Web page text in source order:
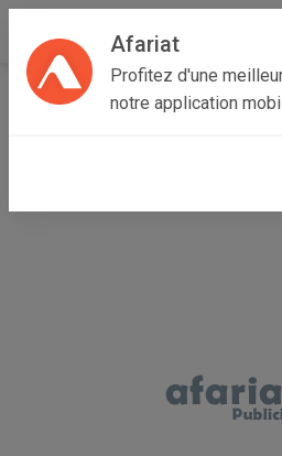
Afariat
Profitez d'une
notre application
Accueil Immobilier Grand